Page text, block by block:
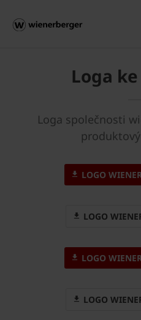
Loga
Loga společnosti
LOGO
LOGO
LOGO
LOGO